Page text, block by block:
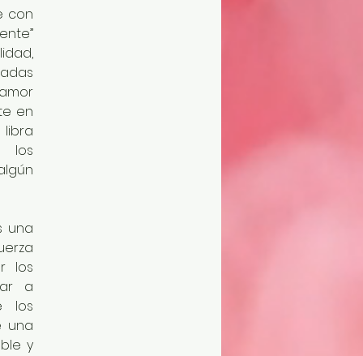
con
en
libra
los
una
los
a
los
una
y